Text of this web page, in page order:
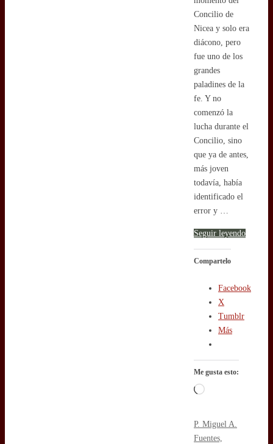
Concilio de
Nicea y solo era
diácono, pero
fue uno de los
grandes
paladines de la
fe. Y no
comenzó la
lucha durante el
Concilio, sino
que ya de antes,
más joven
todavía, había
identificado el
error y …
Seguir leyendo
Compartelo
Facebook
X
Tumblr
Más
Me gusta esto:
Cargando...
P. Miguel A.
Fuentes,